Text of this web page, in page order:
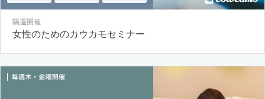
隔週開催
女性のためのカウカモセミナー